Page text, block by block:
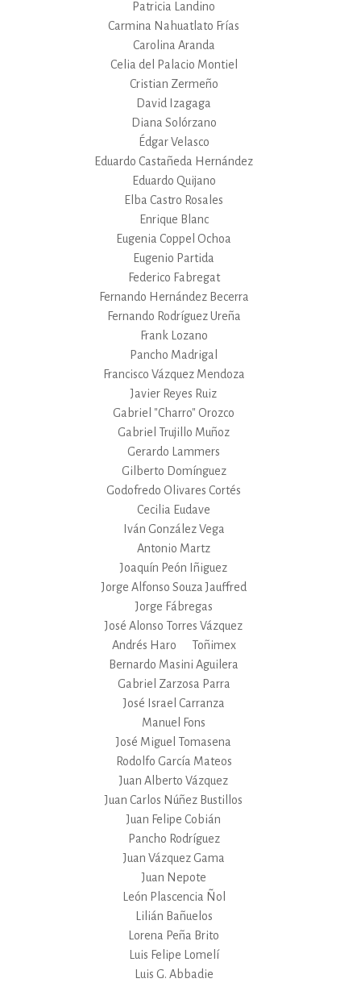
Patricia Landino
Carmina Nahuatlato Frías
Carolina Aranda
Celia del Palacio Montiel
Cristian Zermeño
David Izagaga
Diana Solórzano
Édgar Velasco
Eduardo Castañeda Hernández
Eduardo Quijano
Elba Castro Rosales
Enrique Blanc
Eugenia Coppel Ochoa
Eugenio Partida
Federico Fabregat
Fernando Hernández Becerra
Fernando Rodríguez Ureña
Frank Lozano
Pancho Madrigal
Francisco Vázquez Mendoza
Javier Reyes Ruiz
Gabriel "Charro" Orozco
Gabriel Trujillo Muñoz
Gerardo Lammers
Gilberto Domínguez
Godofredo Olivares Cortés
Cecilia Eudave
Iván González Vega
Antonio Martz
Joaquín Peón Iñiguez
Jorge Alfonso Souza Jauffred
Jorge Fábregas
José Alonso Torres Vázquez
Andrés Haro
Toñimex
Bernardo Masini Aguilera
Gabriel Zarzosa Parra
José Israel Carranza
Manuel Fons
José Miguel Tomasena
Rodolfo García Mateos
Juan Alberto Vázquez
Juan Carlos Núñez Bustillos
Juan Felipe Cobián
Pancho Rodríguez
Juan Vázquez Gama
Juan Nepote
León Plascencia Ñol
Lilián Bañuelos
Lorena Peña Brito
Luis Felipe Lomelí
Luis G. Abbadie